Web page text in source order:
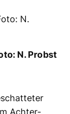
N. Probst
Achter-